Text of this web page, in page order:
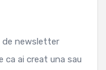
de newsletter
ca ai creat una sau